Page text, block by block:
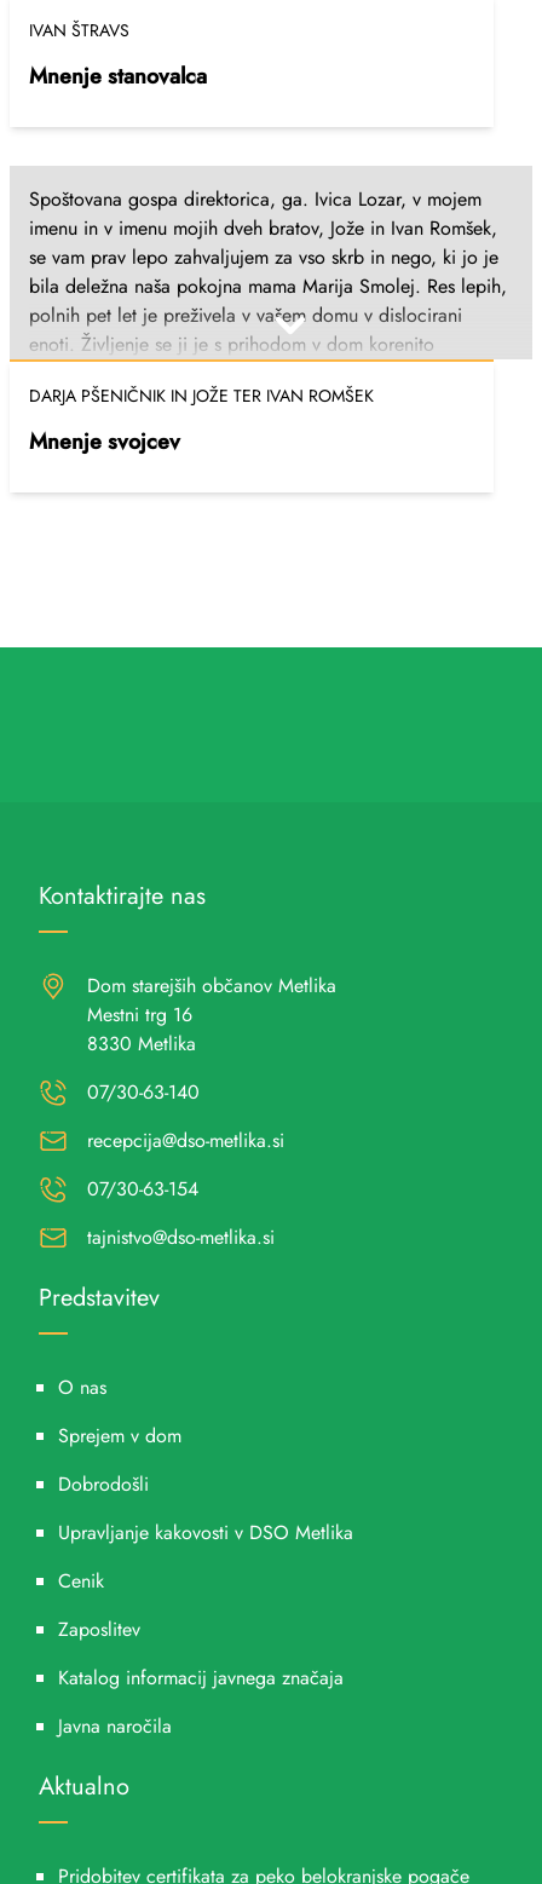
IVAN ŠTRAVS
Mnenje stanovalca
Spoštovana gospa direktorica, ga. Ivica Lozar, v mojem
imenu in v imenu mojih dveh bratov, Jože in Ivan Romšek,
se vam prav lepo zahvaljujem za vso skrb in nego, ki jo je
bila deležna naša pokojna mama Marija Smolej. Res lepih,
polnih pet let je preživela v vašem domu v dislocirani
enoti. Življenje se ji je s prihodom v dom korenito
napredovala, je bila srečna, zadovoljna in vesela do konca
svojega življenja. Za Vaš dom in vse Vaše zaposlene
nimamo niti ene slabe besede za povedat. Res ste lepo
skrbeli zanjo, za kar smo Vam iskreno hvaležni. Hvala še
DARJA PŠENIČNIK IN JOŽE TER IVAN ROMŠEK
Mnenje svojcev
Kontaktirajte nas
Dom starejših občanov Metlika
Mestni trg 16
8330 Metlika
07/30-63-140
recepcija@dso-metlika.si
07/30-63-154
tajnistvo@dso-metlika.si
Predstavitev
O nas
Sprejem v dom
Dobrodošli
Upravljanje kakovosti v DSO Metlika
Cenik
Zaposlitev
Katalog informacij javnega značaja
Javna naročila
Aktualno
Pridobitev certifikata za peko belokranjske pogače